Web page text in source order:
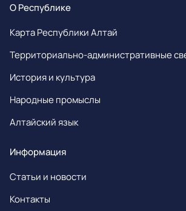
О Республике
Карта Республики Алтай
Территориально-административные
История и культура
Народные промыслы
Алтайский язык
Информация
Статьи и новости
Контакты